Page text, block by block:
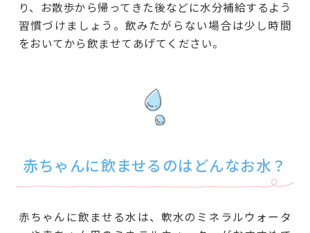
り、お散歩から帰ってきた後などに水分補給するよう
習慣づけましょう。飲みたがらない場合は少し時間
をおいてから飲ませてあげてください。
赤ちゃんに飲ませるのはどんなお水？
赤ちゃんに飲ませる水は、軟水のミネラルウォータ